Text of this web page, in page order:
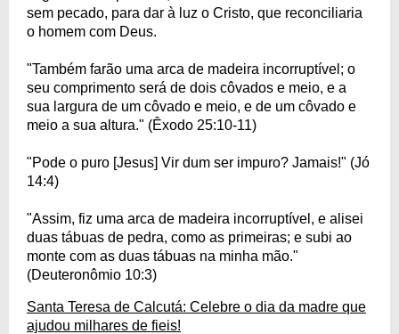
sem pecado, para dar à luz o Cristo, que reconciliaria
o homem com Deus.
"Também farão uma arca de madeira incorruptível; o
seu comprimento será de dois côvados e meio, e a
sua largura de um côvado e meio, e de um côvado e
meio a sua altura." (Êxodo 25:10-11)
"Pode o puro [Jesus] Vir dum ser impuro? Jamais!" (Jó
14:4)
"Assim, fiz uma arca de madeira incorruptível, e alisei
duas tábuas de pedra, como as primeiras; e subi ao
monte com as duas tábuas na minha mão."
(Deuteronômio 10:3)
Santa Teresa de Calcutá: Celebre o dia da madre que
ajudou milhares de fieis!